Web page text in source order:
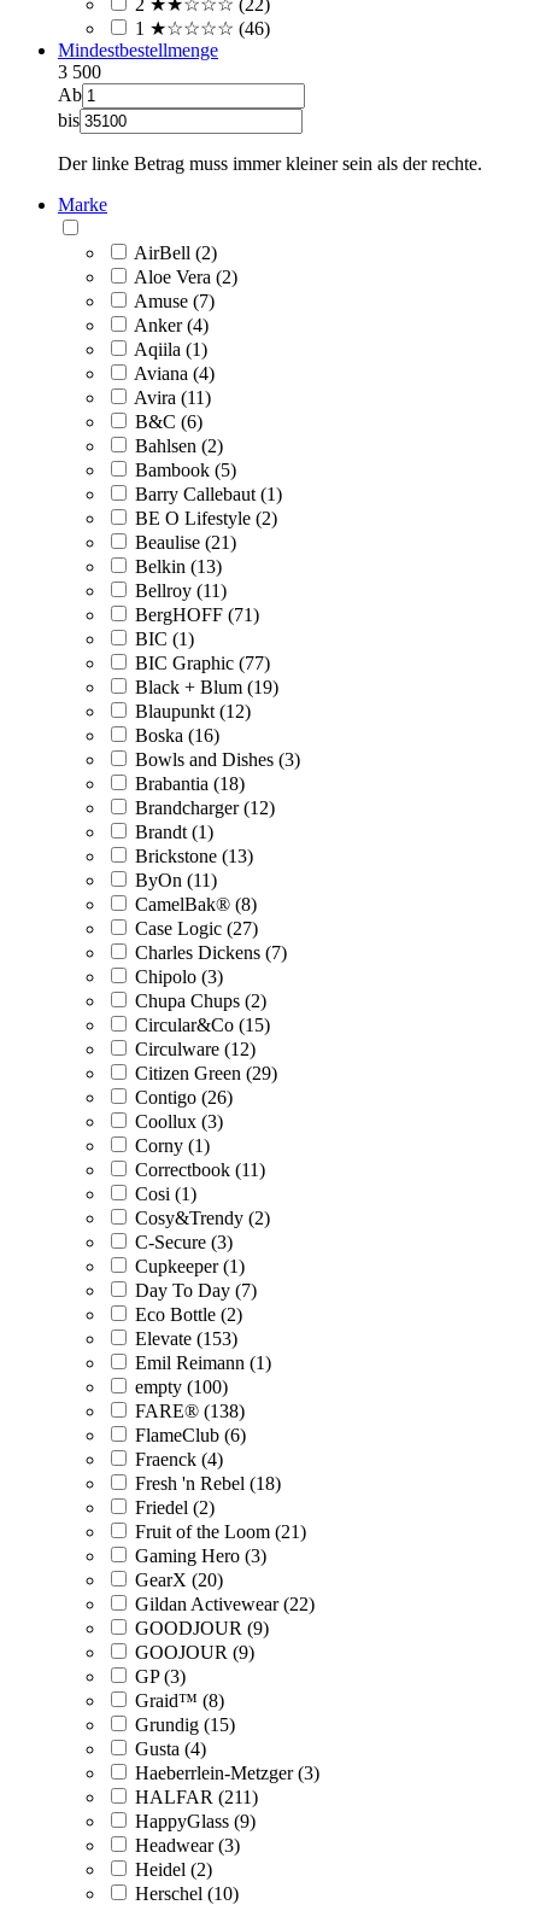
1 ★☆☆☆☆ (46)
Mindestbestellmenge
3 500
Ab
bis
Der linke Betrag muss immer kleiner sein als der rechte.
Marke
AirBell (2)
Aloe Vera (2)
Amuse (7)
Anker (4)
Aqiila (1)
Aviana (4)
Avira (11)
B&C (6)
Bahlsen (2)
Bambook (5)
Barry Callebaut (1)
BE O Lifestyle (2)
Beaulise (21)
Belkin (13)
Bellroy (11)
BergHOFF (71)
BIC (1)
BIC Graphic (77)
Black + Blum (19)
Blaupunkt (12)
Boska (16)
Bowls and Dishes (3)
Brabantia (18)
Brandcharger (12)
Brandt (1)
Brickstone (13)
ByOn (11)
CamelBak® (8)
Case Logic (27)
Charles Dickens (7)
Chipolo (3)
Chupa Chups (2)
Circular&Co (15)
Circulware (12)
Citizen Green (29)
Contigo (26)
Coollux (3)
Corny (1)
Correctbook (11)
Cosi (1)
Cosy&Trendy (2)
C-Secure (3)
Cupkeeper (1)
Day To Day (7)
Eco Bottle (2)
Elevate (153)
Emil Reimann (1)
empty (100)
FARE® (138)
FlameClub (6)
Fraenck (4)
Fresh 'n Rebel (18)
Friedel (2)
Fruit of the Loom (21)
Gaming Hero (3)
GearX (20)
Gildan Activewear (22)
GOODJOUR (9)
GOOJOUR (9)
GP (3)
Graid™ (8)
Grundig (15)
Gusta (4)
Haeberrlein-Metzger (3)
HALFAR (211)
HappyGlass (9)
Headwear (3)
Heidel (2)
Herschel (10)